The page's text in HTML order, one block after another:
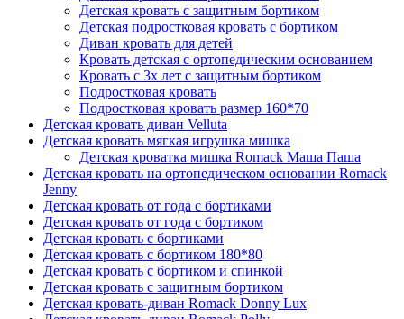
Детская кровать с защитным бортиком
Детская подростковая кровать с бортиком
Диван кровать для детей
Кровать детская с ортопедическим основанием
Кровать с 3х лет с защитным бортиком
Подростковая кровать
Подростковая кровать размер 160*70
Детская кровать диван Velluta
Детская кровать мягкая игрушка мишка
Детская кроватка мишка Romack Маша Паша
Детская кровать на ортопедическом основании Romack
Jenny
Детская кровать от года с бортиками
Детская кровать от года с бортиком
Детская кровать с бортиками
Детская кровать с бортиком 180*80
Детская кровать с бортиком и спинкой
Детская кровать с защитным бортиком
Детская кровать-диван Romack Donny Lux